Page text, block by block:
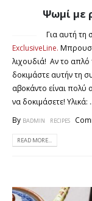
Ψωμί με
Για αυτή τη
ExclusiveLine.
λιχουδιά! Αν το απλό
δοκιμάστε αυτήν τη
αβοκάντο είναι
να δοκιμάσετε! Υλικά:
By BADMIN RECIPES
READ MORE...